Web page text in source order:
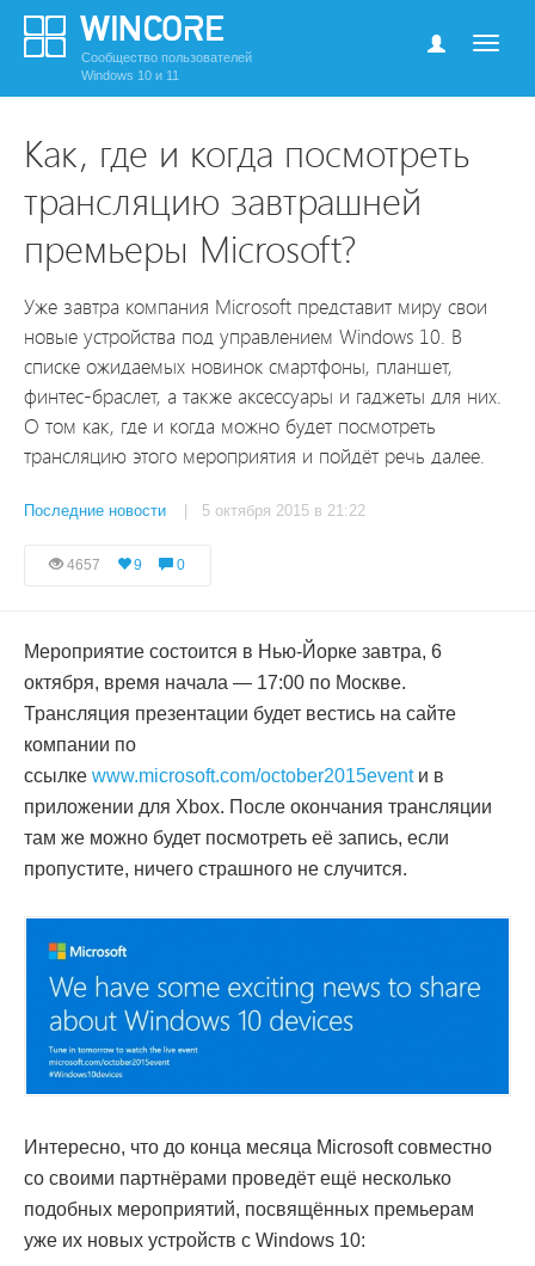
Сообщество пользователей
Windows 10 и 11
Как, где и когда посмотреть
трансляцию завтрашней
премьеры Microsoft?
Уже завтра компания Microsoft представит миру свои
новые устройства под управлением Windows 10. В
списке ожидаемых новинок смартфоны, планшет,
финтес-браслет, а также аксессуары и гаджеты для них.
О том как, где и когда можно будет посмотреть
трансляцию этого мероприятия и пойдёт речь далее.
Последние новости | 5 октября 2015 в 21:22
4657 9 0
Мероприятие состоится в Нью-Йорке завтра, 6
октября, время начала — 17:00 по Москве.
Трансляция презентации будет вестись на сайте
компании по
ссылке www.microsoft.com/october2015eventи в
приложении для Xbox. После окончания трансляции
там же можно будет посмотреть её запись, если
пропустите, ничего страшного не случится.
Интересно, что до конца месяца Microsoft совместно
со своими партнёрами проведёт ещё несколько
подобных мероприятий, посвящённых премьерам
уже их новых устройств с Windows 10: